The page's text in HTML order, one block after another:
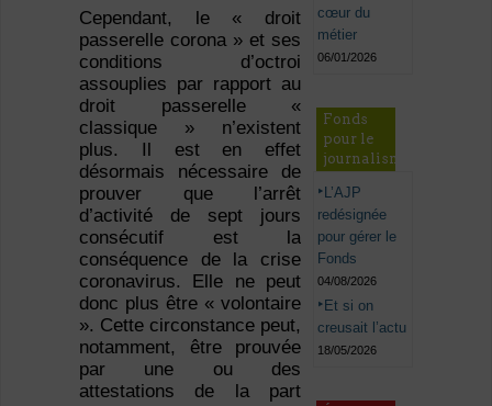
Cependant, le « droit
passerelle corona » et ses
conditions d’octroi
assouplies par rapport au
droit passerelle «
classique » n’existent
plus. Il est en effet
désormais nécessaire de
prouver que l’arrêt
d’activité de sept jours
consécutif est la
conséquence de la crise
coronavirus. Elle ne peut
donc plus être « volontaire
». Cette circonstance peut,
notamment, être prouvée
par une ou des
attestations de la part
cœur du
métier
06/01/2026
Fonds
pour le
journalisme
L’AJP
redésignée
pour gérer le
Fonds
04/08/2026
Et si on
creusait l’actu
18/05/2026